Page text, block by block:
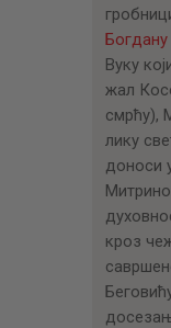
Вуку
жал
смрћу),
лику
доноси
кроз